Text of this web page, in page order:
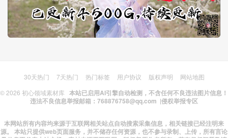
30天热门 7天热门 热门标签 用户协议 版权声明
网站地图
© 2026 初心领域素材库 本站已启用AI引擎自动检测，不含任何不良违法图片信息！
违法不良信息举报邮箱：768876758@qq.com |侵权举报专区
本网站所有内容均来源于互联网相关站点自动搜索采集信息，相关链接已经注明来
源。 本站只提供web页面服务，并不储存任何资源，也不参与录制、上传，所有言论